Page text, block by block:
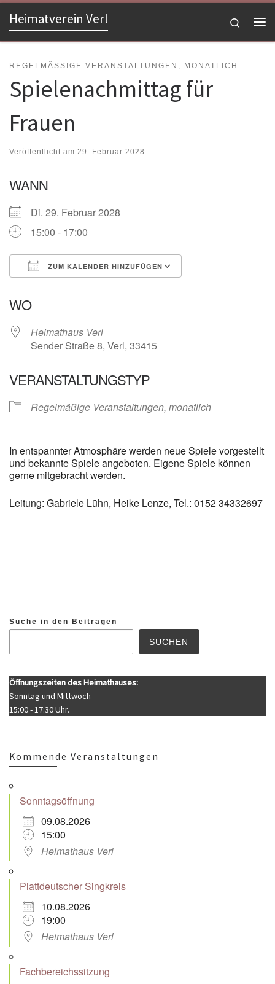
Zum Inhalt springen
Heimatverein Verl
Search
REGELMÄSSIGE VERANSTALTUNGEN, MONATLICH
Spielenachmittag für
Frauen
Veröffentlicht am 29. Februar 2028
WANN
Di. 29. Februar 2028
15:00 - 17:00
ZUM KALENDER HINZUFÜGEN
WO
Heimathaus Verl
Sender Straße 8, Verl, 33415
VERANSTALTUNGSTYP
Regelmäßige Veranstaltungen, monatlich
In entspannter Atmosphäre werden neue Spiele vorgestellt
und bekannte Spiele angeboten. Eigene Spiele können
gerne mitgebracht werden.
Leitung: Gabriele Lühn, Heike Lenze, Tel.: 0152 34332697
Suche in den Beiträgen
SUCHEN
Öffnungszeiten des Heimathauses:
Sonntag und Mittwoch
15:00 - 17:30 Uhr.
Kommende Veranstaltungen
Sonntagsöffnung
09.08.2026
15:00
Heimathaus Verl
Plattdeutscher Singkreis
10.08.2026
19:00
Heimathaus Verl
Fachbereichssitzung